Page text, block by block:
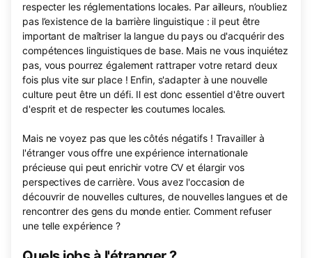
respecter les réglementations locales. Par ailleurs, n’oubliez
pas l’existence de la barrière linguistique : il peut être
important de maîtriser la langue du pays ou d'acquérir des
compétences linguistiques de base. Mais ne vous inquiétez
pas, vous pourrez également rattraper votre retard deux
fois plus vite sur place ! Enfin, s'adapter à une nouvelle
culture peut être un défi. Il est donc essentiel d'être ouvert
d'esprit et de respecter les coutumes locales.
Mais ne voyez pas que les côtés négatifs ! Travailler à
l'étranger vous offre une expérience internationale
précieuse qui peut enrichir votre CV et élargir vos
perspectives de carrière. Vous avez l'occasion de
découvrir de nouvelles cultures, de nouvelles langues et de
rencontrer des gens du monde entier. Comment refuser
une telle expérience ?